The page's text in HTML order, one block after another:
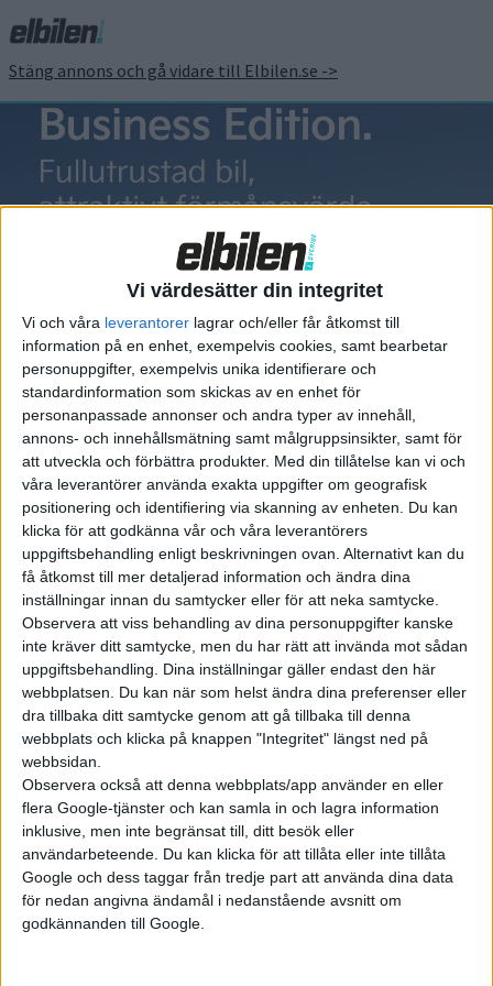
Vi värdesätter din integritet
Vi och våra leverantorer lagrar och/eller får åtkomst till
information på en enhet, exempelvis cookies, samt bearbetar
personuppgifter, exempelvis unika identifierare och
standardinformation som skickas av en enhet för
personanpassade annonser och andra typer av innehåll,
annons- och innehållsmätning samt målgruppsinsikter, samt för
att utveckla och förbättra produkter. Med din tillåtelse kan vi och
våra leverantörer använda exakta uppgifter om geografisk
positionering och identifiering via skanning av enheten. Du kan
klicka för att godkänna vår och våra leverantörers
uppgiftsbehandling enligt beskrivningen ovan. Alternativt kan du
få åtkomst till mer detaljerad information och ändra dina
inställningar innan du samtycker eller för att neka samtycke.
Observera att viss behandling av dina personuppgifter kanske
inte kräver ditt samtycke, men du har rätt att invända mot sådan
uppgiftsbehandling. Dina inställningar gäller endast den här
webbplatsen. Du kan när som helst ändra dina preferenser eller
dra tillbaka ditt samtycke genom att gå tillbaka till denna
webbplats och klicka på knappen "Integritet" längst ned på
webbsidan.
Observera också att denna webbplats/app använder en eller
flera Google-tjänster och kan samla in och lagra information
inklusive, men inte begränsat till, ditt besök eller
användarbeteende. Du kan klicka för att tillåta eller inte tillåta
Google och dess taggar från tredje part att använda dina data
för nedan angivna ändamål i nedanstående avsnitt om
godkännanden till Google.
Stäng annons och gå vidare till Elbilen.se ->
MG Marvel R
Mest lästa
5 aug 2026
Uppgift: då kommer Volvos nya eldrivna volymmodell EX50
7 aug 2026
Studie: Förbränningsbilar borde skrotas direkt
7 aug 2026
EU-plan: V2G-krav ska göra elbilar till del av energisystemet
6 aug 2026
Nu även Byd – då vill jätten tillverka solid state-batterier
6 aug 2026
Säljstart för instegsversionen av ID. Polo
Elbilens nyhetsbrev
Håll dig uppdaterad om de senaste nyheterna!
Prenumerera